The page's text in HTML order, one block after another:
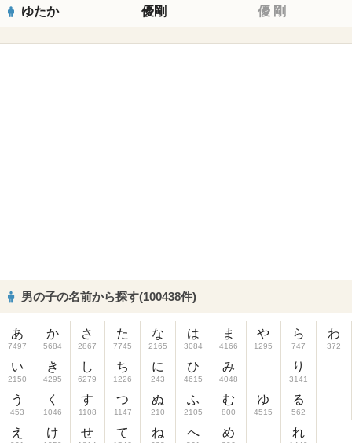
ゆたか 優剛 優 剛
男の子の名前から探す(100438件)
あ
7497
い
2150
う
453
え
か
5684
き
4295
く
1046
け
さ
2867
し
6279
す
1108
せ
た
7745
ち
1226
つ
1147
て
な
2165
に
243
ぬ
210
ね
は
3084
ひ
4615
ふ
2105
へ
ま
4166
み
4048
む
800
め
や
1295
ゆ
4515
ら
747
り
3141
る
562
れ
わ
372